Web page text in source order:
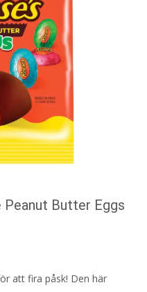
Butter Eggs
att fira påsk! Den här